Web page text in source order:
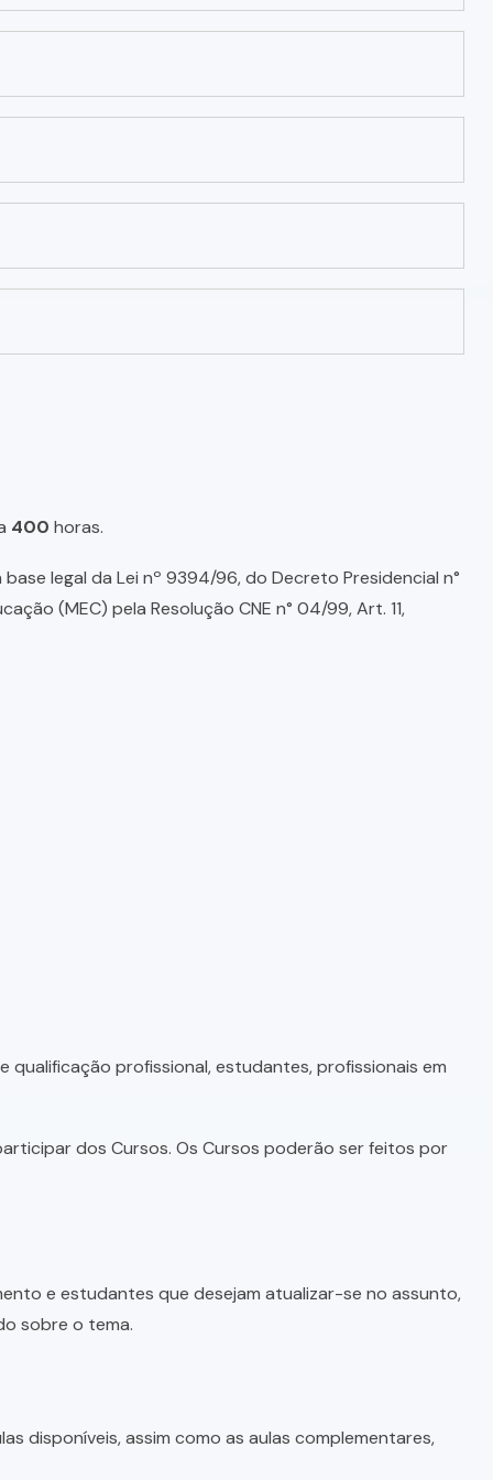
400 horas.
legal da Lei nº 9394/96, do Decreto Presidencial n°
(MEC) pela Resolução CNE n° 04/99, Art. 11,
profissional, estudantes, profissionais em
dos Cursos. Os Cursos poderão ser feitos por
e estudantes que desejam atualizar-se no assunto,
sobre o tema.
disponíveis, assim como as aulas complementares,